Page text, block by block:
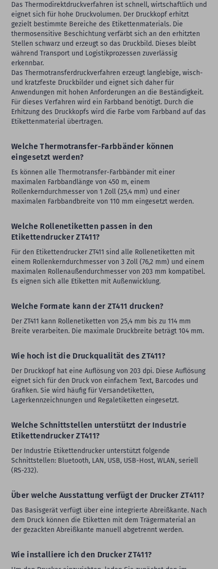
Das Thermodirektdruckverfahren ist schnell, wirtschaftlich und
eignet sich für hohe Druckvolumen. Der Druckkopf erhitzt
gezielt bestimmte Bereiche des Etikettenmaterials. Die
thermosensitive Beschichtung verfärbt sich an den erhitzten
Stellen schwarz und erzeugt so das Druckbild. Dieses bleibt
während Transport und Logistikprozessen zuverlässig
erkennbar.
Das Thermotransferdruckverfahren erzeugt langlebige, wisch-
und kratzfeste Druckbilder und eignet sich daher für
Anwendungen mit hohen Anforderungen an die Beständigkeit.
Für dieses Verfahren wird ein Farbband benötigt. Durch die
Erhitzung des Druckkopfs wird die Farbe vom Farbband auf das
Etikettenmaterial übertragen.
Welche Thermotransfer-Farbbänder können
eingesetzt werden?
Es können alle Thermotransfer-Farbbänder mit einer
maximalen Farbbandlänge von 450 m, einem
Rollenkerndurchmesser von 1 Zoll (25,4 mm) und einer
maximalen Farbbandbreite von 110 mm eingesetzt werden.
Welche Rollenetiketten passen in den
Etikettendrucker ZT411?
Für den Etikettendrucker ZT411 sind alle Rollenetiketten mit
einem Rollenkerndurchmesser von 3 Zoll (76,2 mm) und einem
maximalen Rollenaußendurchmesser von 203 mm kompatibel.
Es eignen sich alle Etiketten mit Außenwicklung.
Welche Formate kann der ZT411 drucken?
Der ZT411 kann Rollenetiketten von 25,4 mm bis zu 114 mm
Breite verarbeiten. Die maximale Druckbreite beträgt 104 mm.
Wie hoch ist die Druckqualität des ZT411?
Der Druckkopf hat eine Auflösung von 203 dpi. Diese Auflösung
eignet sich für den Druck von einfachem Text, Barcodes und
Grafiken. Sie wird häufig für Versandetiketten,
Lagerkennzeichnungen und Regaletiketten eingesetzt.
Welche Schnittstellen unterstützt der Industrie
Etikettendrucker ZT411?
Der Industrie Etikettendrucker unterstützt folgende
Schnittstellen: Bluetooth, LAN, USB, USB-Host, WLAN, seriell
(RS-232).
Über welche Ausstattung verfügt der Drucker ZT411?
Das Basisgerät verfügt über eine integrierte Abreißkante. Nach
dem Druck können die Etiketten mit dem Trägermaterial an
der gezackten Abreißkante manuell abgetrennt werden.
Wie installiere ich den Drucker ZT411?